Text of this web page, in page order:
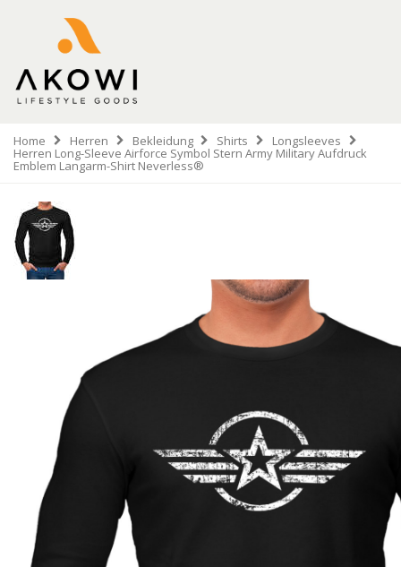
Home Herren Bekleidung Shirts Longsleeves
Herren Long-Sleeve Airforce Symbol Stern Army Military Aufdruck
Emblem Langarm-Shirt Neverless®